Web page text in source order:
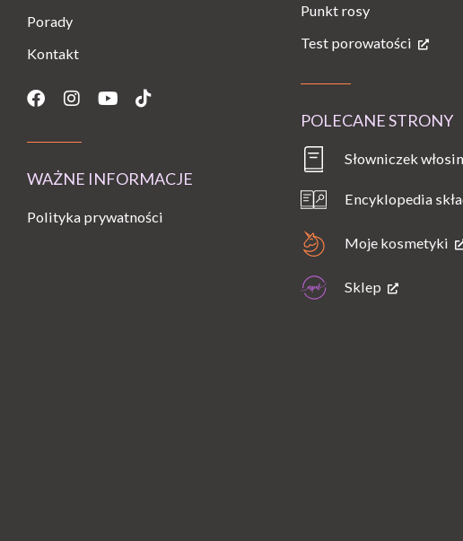
Porady
Kontakt
Facebook
Instagram
YoutubeTiktok
WAŻNE INFORMACJE
Polityka prywatności
Punkt rosy
Test porowatości
POLECANE STRONY
Słowniczek
Encyklopedia
Moje kosmetyki
Sklep